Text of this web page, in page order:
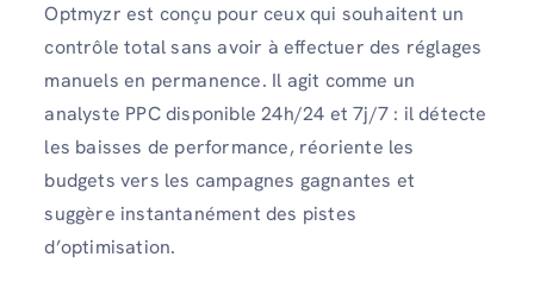
Optmyzr est conçu pour ceux qui souhaitent un
contrôle total sans avoir à effectuer des réglages
manuels en permanence. Il agit comme un
analyste PPC disponible 24h/24 et 7j/7 : il détecte
les baisses de performance, réoriente les
budgets vers les campagnes gagnantes et
suggère instantanément des pistes
d’optimisation.